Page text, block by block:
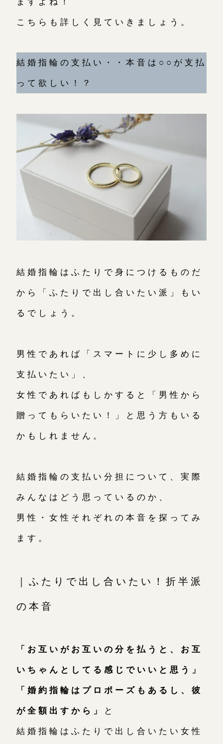
こちらも詳しく見ていきましょう。
結婚指輪の支払い・・本音は○○が支払
って欲しい！？
結婚指輪はふたりで身につけるものだ
から「ふたりで出し合いたい派」もい
るでしょう。
男性であれば「スマートに少し多めに
支払いたい」、
女性であればもしかすると「男性から
贈ってもらいたい！」と思う方もいる
かもしれません。
結婚指輪の支払い分担について、実際
みんなはどう思っているのか、
男性・女性それぞれの本音を探ってみ
ます。
｜ふたりで出し合いたい！折半派
の本音
「お互いがお互いの分を払うと、お互
いちゃんとしてる感じでいいと思う」
「婚約指輪はプロポーズもあるし、彼
が全額出すから」
と
結婚指輪はふたりで出し合いたい女性